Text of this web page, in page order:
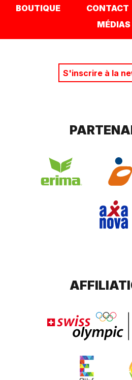
BOUTIQUE
CONTACT
MÉDIAS
S'inscrire à la